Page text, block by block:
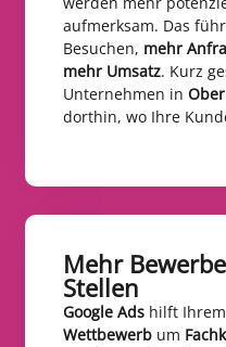
aufmerksam. Das
Besuchen, mehr
mehr Umsatz. Kurz
Unternehmen in
dorthin, wo Ihre
Mehr
Stellen​
Google Ads hilft
Wettbewerb um